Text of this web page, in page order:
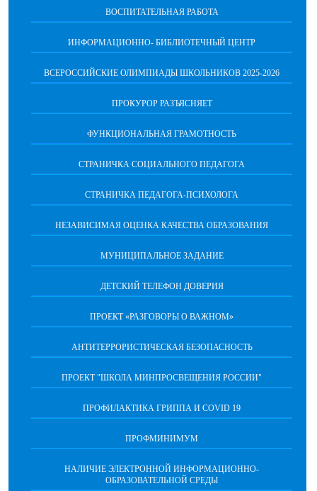
ВОСПИТАТЕЛЬНАЯ РАБОТА
ИНФОРМАЦИОННО- БИБЛИОТЕЧНЫЙ ЦЕНТР
ВСЕРОССИЙСКИЕ ОЛИМПИАДЫ ШКОЛЬНИКОВ 2025-2026
ПРОКУРОР РАЗЪЯСНЯЕТ
ФУНКЦИОНАЛЬНАЯ ГРАМОТНОСТЬ
СТРАНИЧКА СОЦИАЛЬНОГО ПЕДАГОГА
СТРАНИЧКА ПЕДАГОГА-ПСИХОЛОГА
НЕЗАВИСИМАЯ ОЦЕНКА КАЧЕСТВА ОБРАЗОВАНИЯ
МУНИЦИПАЛЬНОЕ ЗАДАНИЕ
ДЕТСКИЙ ТЕЛЕФОН ДОВЕРИЯ
ПРОЕКТ «РАЗГОВОРЫ О ВАЖНОМ»
АНТИТЕРРОРИСТИЧЕСКАЯ БЕЗОПАСНОСТЬ
ПРОЕКТ "ШКОЛА МИНПРОСВЕЩЕНИЯ РОССИИ"
ПРОФИЛАКТИКА ГРИППА И COVID 19
ПРОФМИНИМУМ
НАЛИЧИЕ ЭЛЕКТРОННОЙ ИНФОРМАЦИОННО-
ОБРАЗОВАТЕЛЬНОЙ СРЕДЫ